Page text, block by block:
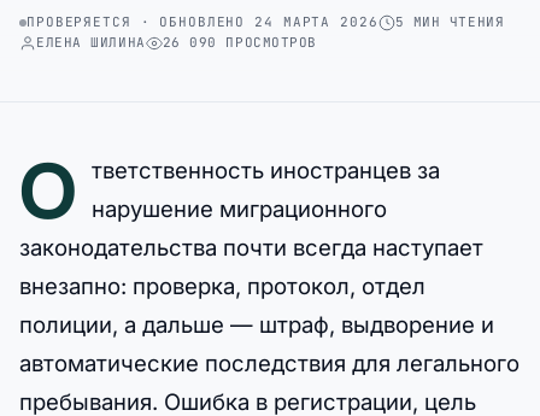
ПРОВЕРЯЕТСЯ · ОБНОВЛЕНО 24 МАРТА 2026
5 МИН ЧТЕНИЯ
ЕЛЕНА ШИЛИНА
26 090 ПРОСМОТРОВ
О
тветственность иностранцев за
нарушение миграционного
законодательства почти всегда наступает
внезапно: проверка, протокол, отдел
полиции, а дальше — штраф, выдворение и
автоматические последствия для легального
пребывания. Ошибка в регистрации, цель